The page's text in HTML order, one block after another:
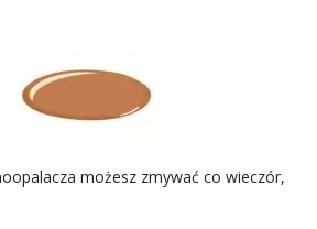
możesz zmywać co wieczór,